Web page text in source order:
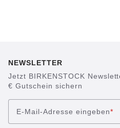
NEWSLETTER
Jetzt BIRKENSTOCK
€ Gutschein sichern
E-Mail-Adresse eingeben*